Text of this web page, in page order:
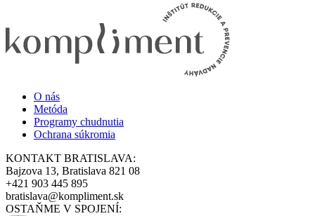
O nás
Metóda
Programy chudnutia
Ochrana súkromia
KONTAKT BRATISLAVA:
Bajzova 13, Bratislava 821 08
+421 903 445 895
bratislava@kompliment.sk
OSTAŇME V SPOJENÍ: